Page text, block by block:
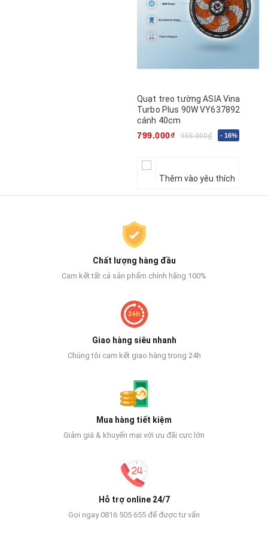
Quạt treo tường ASIA Vina
Turbo Plus 90W VY637892
cánh 40cm
799.000₫
955.000₫ - 16%
Thêm vào yêu thích
Chất lượng hàng đầu
Cam kết tất cả sản phẩm chính hãng 100%
Giao hàng siêu nhanh
Chúng tôi cam kết giao hàng trong 24h
Mua hàng tiết kiệm
Giảm giá & khuyến mại với ưu đãi cực lớn
Hỗ trợ online 24/7
Gọi ngay 0816 505 655 để được tư vấn